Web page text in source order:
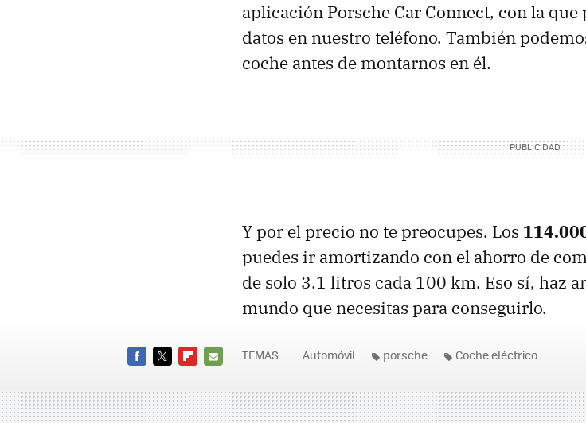
aplicación Porsche Car Connect, con la
datos en nuestro teléfono. También
coche antes de montarnos en él.
Y por el precio no te preocupes. Los
puedes ir amortizando con el ahorro de
de solo 3.1 litros cada 100 km. Eso sí, haz
mundo que necesitas para conseguirlo.
MAIL
TEMAS Automóvil porsche Coche eléctrico